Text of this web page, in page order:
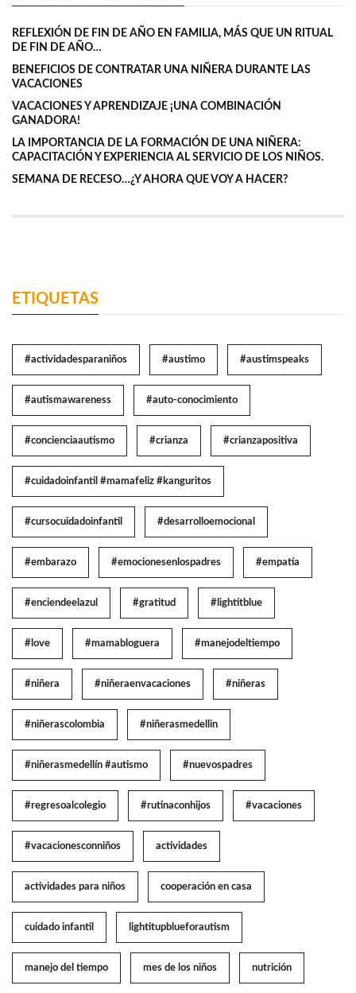
REFLEXIÓN DE FIN DE AÑO EN FAMILIA, MÁS QUE UN RITUAL
DE FIN DE AÑO…
BENEFICIOS DE CONTRATAR UNA NIÑERA DURANTE LAS
VACACIONES
VACACIONES Y APRENDIZAJE ¡UNA COMBINACIÓN
GANADORA!
LA IMPORTANCIA DE LA FORMACIÓN DE UNA NIÑERA:
CAPACITACIÓN Y EXPERIENCIA AL SERVICIO DE LOS NIÑOS.
SEMANA DE RECESO…¿Y AHORA QUE VOY A HACER?
ETIQUETAS
#actividadesparaniños #austimo #austimspeaks
#autismawareness #auto-conocimiento
#concienciaautismo #crianza #crianzapositiva
#cuidadoinfantil #mamafeliz #kanguritos
#cursocuidadoinfantil #desarrolloemocional
#embarazo #emocionesenlospadres #empatía
#enciendeelazul #gratitud #lightitblue
#love #mamabloguera #manejodeltiempo
#niñera #niñeraenvacaciones #niñeras
#niñerascolombia #niñerasmedellin
#niñerasmedellín #autismo #nuevospadres
#regresoalcolegio #rutinaconhijos #vacaciones
#vacacionesconniños actividades
actividades para niños cooperación en casa
cuidado infantil lightitupblueforautism
manejo del tiempo mes de los niños nutrición